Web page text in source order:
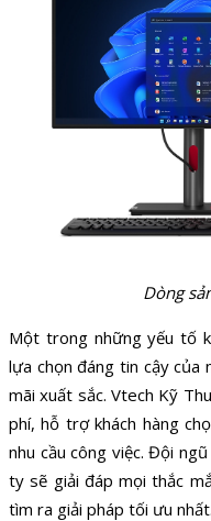
Dòng
Một trong những yếu tố
lựa chọn đáng tin cậy của
mãi xuất sắc. Vtech Kỹ
phí, hỗ trợ khách hàng
nhu cầu công việc. Đội
ty sẽ giải đáp mọi thắc
tìm ra giải pháp tối ưu nhất.